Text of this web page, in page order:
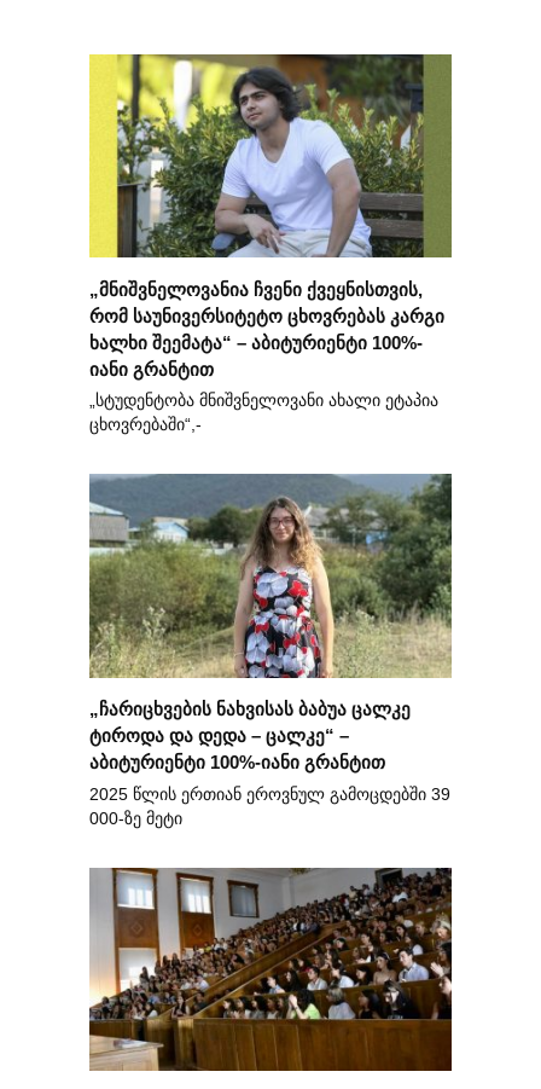
„მნიშვნელოვანია ჩვენი ქვეყნისთვის,
რომ საუნივერსიტეტო ცხოვრებას კარგი
ხალხი შეემატა“ – აბიტურიენტი 100%-
იანი გრანტით
„სტუდენტობა მნიშვნელოვანი ახალი ეტაპია
ცხოვრებაში“,-
„ჩარიცხვების ნახვისას ბაბუა ცალკე
ტიროდა და დედა – ცალკე“ –
აბიტურიენტი 100%-იანი გრანტით
2025 წლის ერთიან ეროვნულ გამოცდებში 39
000-ზე მეტი